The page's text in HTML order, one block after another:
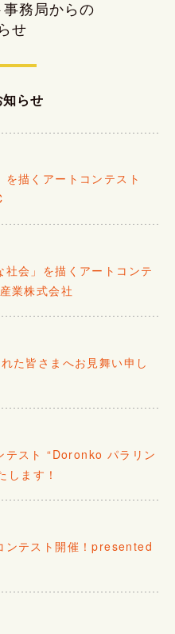
務局からの
せ
らせ
を描くアートコンテスト
社会」を描くアートコンテ
業株式会社
た皆さまへお見舞い申し
テスト “Doronko パラリン
します！
ンテスト開催！presented